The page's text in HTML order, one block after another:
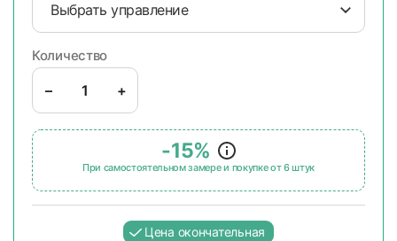
Выбрать управление
Количество
– +
-15%
При самостоятельном замере и покупке от 6 штук
Цена окончательная